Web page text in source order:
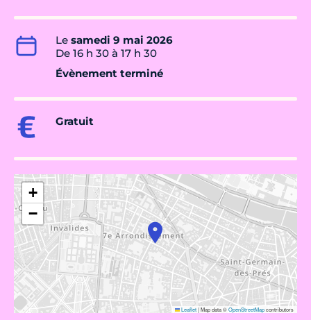
Le samedi 9 mai 2026
De 16 h 30 à 17 h 30
Évènement terminé
Gratuit
+
−
Leaflet|Map data ©OpenStreetMapcontributors